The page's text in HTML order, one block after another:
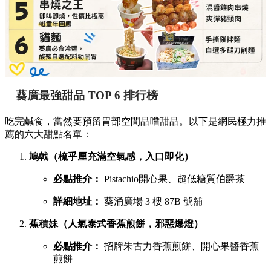
葵廣最強甜品 TOP 6 排行榜
吃完鹹食，當然要預留胃部空間品嚐甜品。以下是網民極力推
薦的六大甜點名單：
鳩戟（梳乎厘充滿空氣感，入口即化）
必點推介： Pistachio開心果、超低糖質伯爵茶
詳細地址： 葵涌廣場 3 樓 87B 號舖
蕉積妹（人氣泰式香蕉煎餅，邪惡爆燈）
必點推介： 招牌朱古力香蕉煎餅、開心果醬香蕉
煎餅